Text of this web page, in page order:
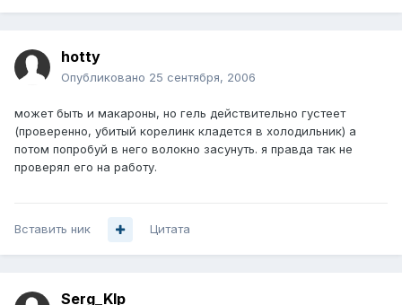
hotty
Опубликовано 25 сентября, 2006
может быть и макароны, но гель действительно густеет
(проверенно, убитый корелинк кладется в холодильник) а
потом попробуй в него волокно засунуть. я правда так не
проверял его на работу.
Вставить ник Цитата
Serg_Klp